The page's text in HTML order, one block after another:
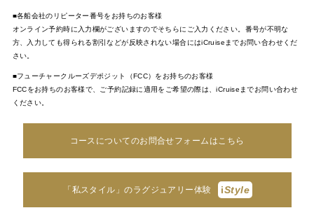
■各船会社のリピーター番号をお持ちのお客様
オンライン予約時に入力欄がございますのでそちらにご入力ください。番号が不明な
方、入力しても得られる割引などが反映されない場合にはiCruiseまでお問い合わせくだ
さい。
■フューチャークルーズデポジット（FCC）をお持ちのお客様
FCCをお持ちのお客様で、ご予約記録に適用をご希望の際は、iCruiseまでお問い合わせ
ください。
コースについてのお問合せフォームはこちら
「私スタイル」のラグジュアリー体験 iStyle